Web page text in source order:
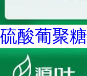
硫酸葡聚糖